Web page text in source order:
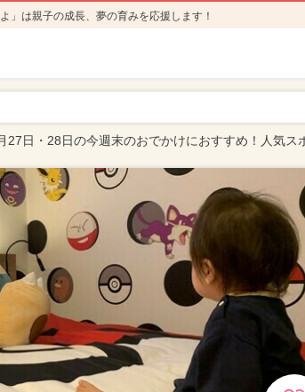
」は親子の成長、夢の育みを応援します！
27日・28日の今週末のおでかけにおすすめ！人気ス